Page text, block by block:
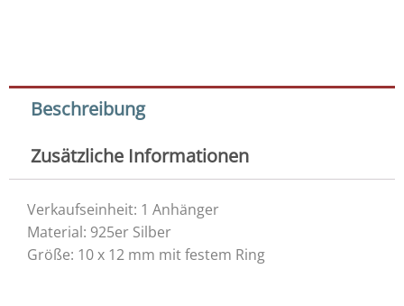
Beschreibung
Zusätzliche Informationen
Verkaufseinheit: 1 Anhänger
Material: 925er Silber
Größe: 10 x 12 mm mit festem Ring